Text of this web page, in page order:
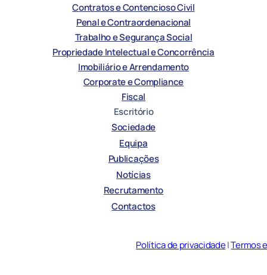
Contratos e Contencioso Civil
Penal e Contraordenacional
Trabalho e Segurança Social
Propriedade Intelectual e Concorrência
Imobiliário e Arrendamento
Corporate e Compliance
Fiscal
Escritório
Sociedade
Equipa
Publicações
Notícias
Recrutamento
Contactos
Política de privacidade|Termos